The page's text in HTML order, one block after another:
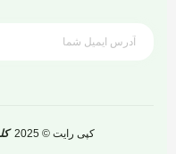
کپی رایت © 2025